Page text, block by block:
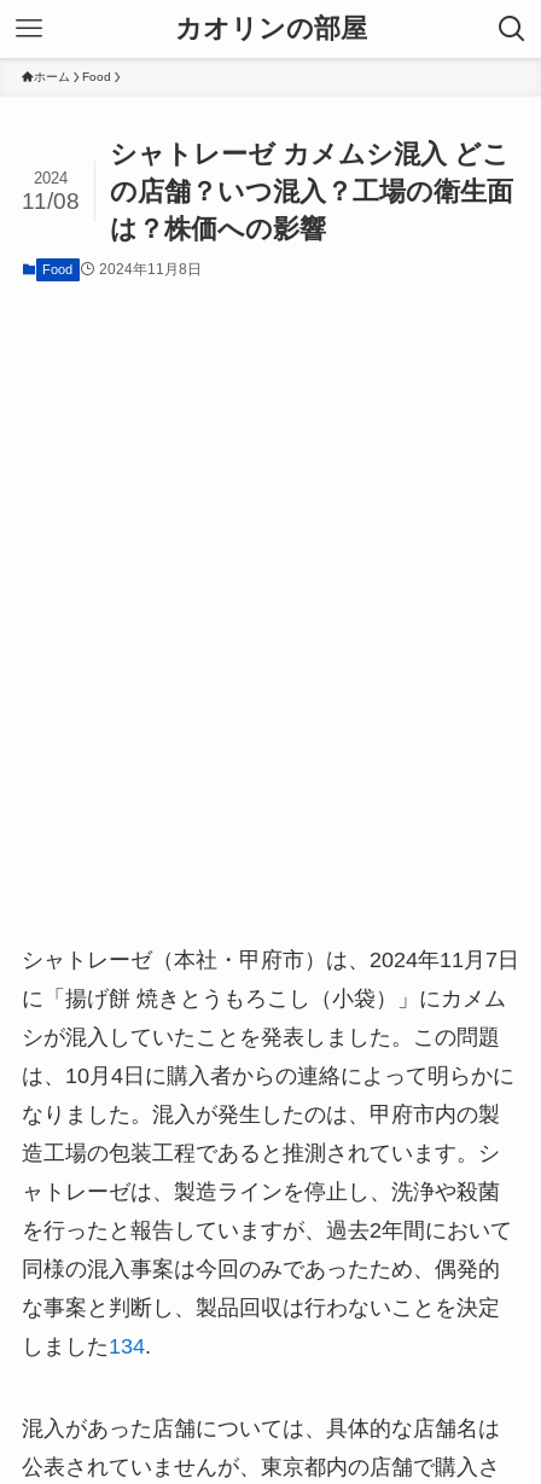
カオリンの部屋
ホーム Food
シャトレーゼ カメムシ混入 どこ
の店舗？いつ混入？工場の衛生面
は？株価への影響
2024
11/08
Food 2024年11月8日
シャトレーゼ（本社・甲府市）は、2024年11月7日
に「揚げ餅 焼きとうもろこし（小袋）」にカメム
シが混入していたことを発表しました。この問題
は、10月4日に購入者からの連絡によって明らかに
なりました。混入が発生したのは、甲府市内の製
造工場の包装工程であると推測されています。シ
ャトレーゼは、製造ラインを停止し、洗浄や殺菌
を行ったと報告していますが、過去2年間において
同様の混入事案は今回のみであったため、偶発的
な事案と判断し、製品回収は行わないことを決定
しました134.
混入があった店舗については、具体的な店舗名は
公表されていませんが、東京都内の店舗で購入さ